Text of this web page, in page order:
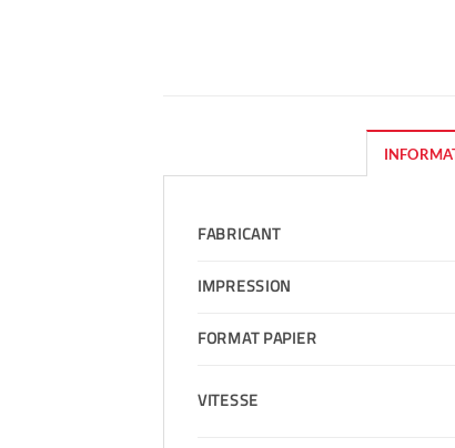
FABRICANT
IMPRESSION
FORMAT PAPIER
VITESSE